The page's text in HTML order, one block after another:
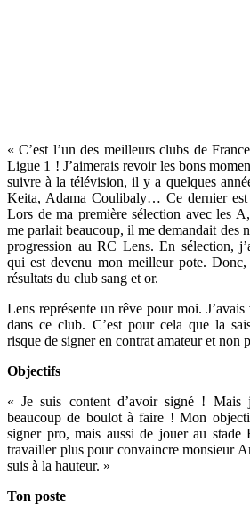
« C’est l’un des meilleurs clubs de
Ligue 1 ! J’aimerais revoir les bons
suivre à la télévision, il y a quelques
Keita, Adama Coulibaly… Ce dernier est
Lors de ma première sélection avec les
me parlait beaucoup, il me demandait des
progression au RC Lens. En sélection,
qui est devenu mon meilleur pote.
résultats du club sang et or.
Lens représente un rêve pour moi.
dans ce club. C’est pour cela que la
risque de signer en contrat amateur et non
Objectifs
« Je suis content d’avoir signé ! Mais
beaucoup de boulot à faire ! Mon
signer pro, mais aussi de jouer au
travailler plus pour convaincre monsieur
suis à la hauteur. »
Ton poste